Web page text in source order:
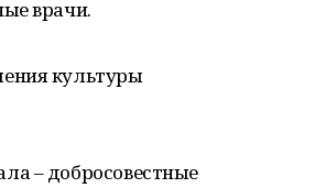
врачи.
культуры
– добросовестные